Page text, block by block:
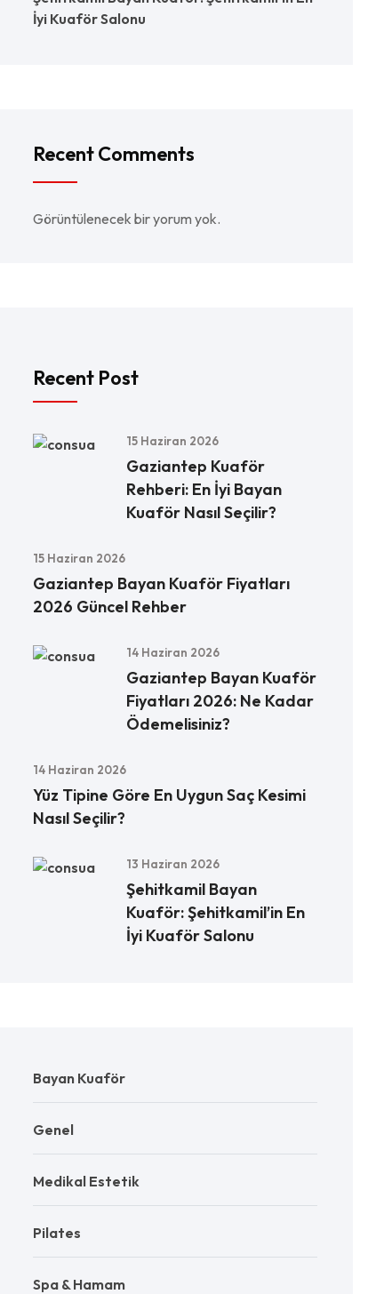
İyi Kuaför Salonu
Recent Comments
Görüntülenecek bir yorum yok.
Recent Post
15 Haziran 2026
Gaziantep Kuaför
Rehberi: En İyi Bayan
Kuaför Nasıl Seçilir?
15 Haziran 2026
Gaziantep Bayan Kuaför Fiyatları
2026 Güncel Rehber
14 Haziran 2026
Gaziantep Bayan Kuaför
Fiyatları 2026: Ne Kadar
Ödemelisiniz?
14 Haziran 2026
Yüz Tipine Göre En Uygun Saç Kesimi
Nasıl Seçilir?
13 Haziran 2026
Şehitkamil Bayan
Kuaför: Şehitkamil’in En
İyi Kuaför Salonu
Bayan Kuaför
Genel
Medikal Estetik
Pilates
Spa & Hamam